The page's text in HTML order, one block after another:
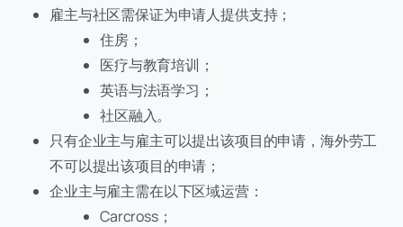
雇主与社区需保证为申请人提供支持；
住房；
医疗与教育培训；
英语与法语学习；
社区融入。
只有企业主与雇主可以提出该项目的申请，海外劳工
不可以提出该项目的申请；
企业主与雇主需在以下区域运营：
Carcross；